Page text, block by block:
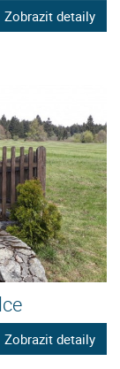
Zobrazit detaily
Zobrazit detaily